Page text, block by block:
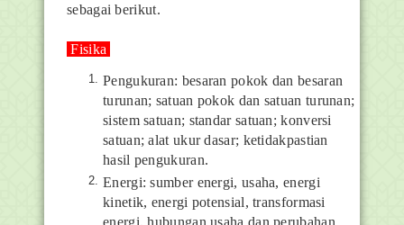
sebagai berikut.
Fisika
Pengukuran: besaran pokok dan besaran
turunan; satuan pokok dan satuan turunan;
sistem satuan; standar satuan; konversi
satuan; alat ukur dasar; ketidakpastian
hasil pengukuran.
Energi: sumber energi, usaha, energi
kinetik, energi potensial, transformasi
energi, hubungan usaha dan perubahan